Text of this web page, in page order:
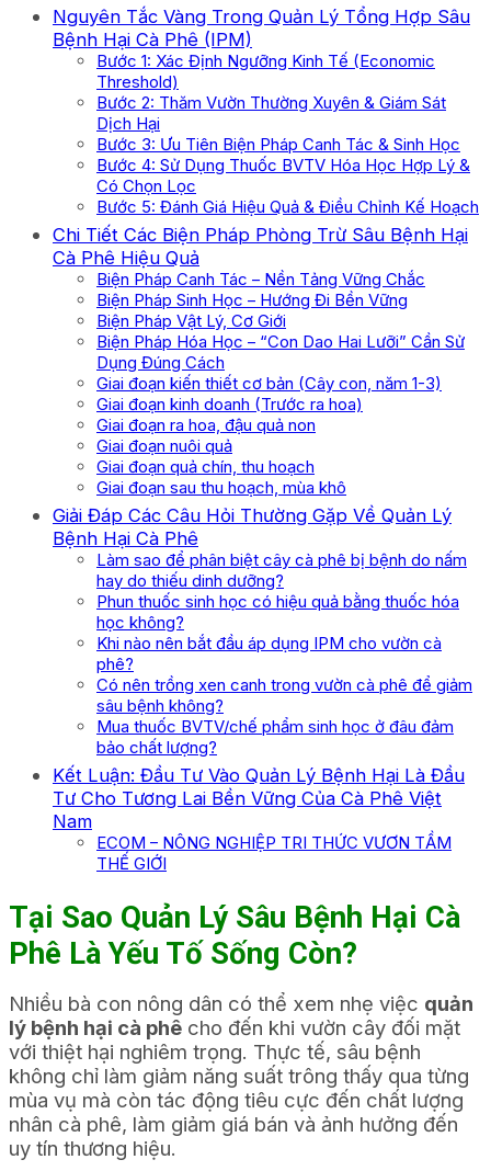
Nguyên Tắc Vàng Trong Quản Lý Tổng Hợp Sâu
Bệnh Hại Cà Phê (IPM)
Bước 1: Xác Định Ngưỡng Kinh Tế (Economic
Threshold)
Bước 2: Thăm Vườn Thường Xuyên & Giám Sát
Dịch Hại
Bước 3: Ưu Tiên Biện Pháp Canh Tác & Sinh Học
Bước 4: Sử Dụng Thuốc BVTV Hóa Học Hợp Lý &
Có Chọn Lọc
Bước 5: Đánh Giá Hiệu Quả & Điều Chỉnh Kế Hoạch
Chi Tiết Các Biện Pháp Phòng Trừ Sâu Bệnh Hại
Cà Phê Hiệu Quả
Biện Pháp Canh Tác – Nền Tảng Vững Chắc
Biện Pháp Sinh Học – Hướng Đi Bền Vững
Biện Pháp Vật Lý, Cơ Giới
Biện Pháp Hóa Học – “Con Dao Hai Lưỡi” Cần Sử
Dụng Đúng Cách
Giai đoạn kiến thiết cơ bản (Cây con, năm 1-3)
Giai đoạn kinh doanh (Trước ra hoa)
Giai đoạn ra hoa, đậu quả non
Giai đoạn nuôi quả
Giai đoạn quả chín, thu hoạch
Giai đoạn sau thu hoạch, mùa khô
Giải Đáp Các Câu Hỏi Thường Gặp Về Quản Lý
Bệnh Hại Cà Phê
Làm sao để phân biệt cây cà phê bị bệnh do nấm
hay do thiếu dinh dưỡng?
Phun thuốc sinh học có hiệu quả bằng thuốc hóa
học không?
Khi nào nên bắt đầu áp dụng IPM cho vườn cà
phê?
Có nên trồng xen canh trong vườn cà phê để giảm
sâu bệnh không?
Mua thuốc BVTV/chế phẩm sinh học ở đâu đảm
bảo chất lượng?
Kết Luận: Đầu Tư Vào Quản Lý Bệnh Hại Là Đầu
Tư Cho Tương Lai Bền Vững Của Cà Phê Việt
Nam
ECOM – NÔNG NGHIỆP TRI THỨC VƯƠN TẦM
THẾ GIỚI
Tại Sao Quản Lý Sâu Bệnh Hại Cà
Phê Là Yếu Tố Sống Còn?
Nhiều bà con nông dân có thể xem nhẹ việc quản
lý bệnh hại cà phê cho đến khi vườn cây đối mặt
với thiệt hại nghiêm trọng. Thực tế, sâu bệnh
không chỉ làm giảm năng suất trông thấy qua từng
mùa vụ mà còn tác động tiêu cực đến chất lượng
nhân cà phê, làm giảm giá bán và ảnh hưởng đến
uy tín thương hiệu.